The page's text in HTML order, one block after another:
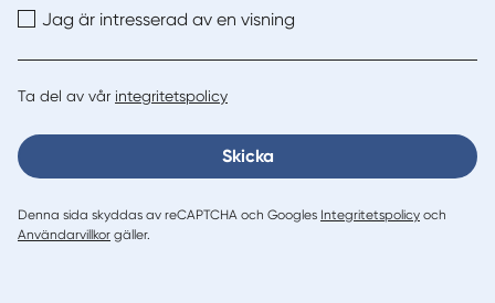
Jag är intresserad av en visning
Ta del av vår integritetspolicy
Skicka
Denna sida skyddas av reCAPTCHA och Googles Integritetspolicy och
Användarvillkor gäller.